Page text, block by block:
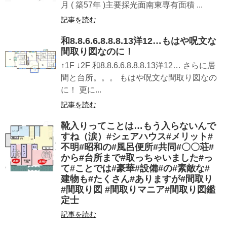
月 ( 築57年 )主要採光面南東専有面積 ...
記事を読む
和8.8.6.6.8.8.8.13洋12…もはや呪文な
間取り図なのに！
↑1F ↓2F 和8.8.6.6.8.8.8.13洋12… さらに居
間と台所。。。 もはや呪文な間取り図なの
に！ 更に...
記事を読む
靴入りってことは…もう入らないんで
すね（涙）#シェアハウス#メリット#
不明#昭和の#風呂便所#共同#〇〇荘#
から#台所まで#取っちゃいました#っ
て#ことでは#豪華#設備#の#素敵な#
建物も#たくさん#ありますが#間取り
#間取り図 #間取りマニア#間取り図鑑
定士
記事を読む